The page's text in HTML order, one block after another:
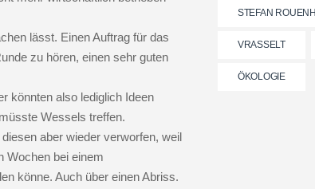
lässt. Einen Auftrag für das
zu hören, einen sehr guten
könnten also lediglich Ideen
Wessels treffen.
aber wieder verworfen, weil
Wochen bei einem
könne. Auch über einen Abriss.
STEFAN
VRASSELT
ÖKOLOGIE